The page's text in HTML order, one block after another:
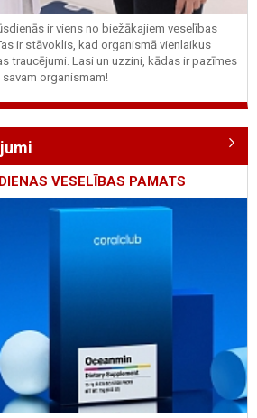
ir viens no biežākajiem veselības
ir stāvoklis, kad organismā vienlaikus
traucējumi. Lasi un uzzini, kādas ir pazīmes
organismam!
VESELĪBAS PAMATS